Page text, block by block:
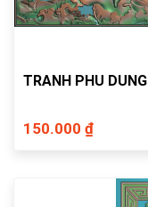
TRANH PHU DUNG
150.000 ₫